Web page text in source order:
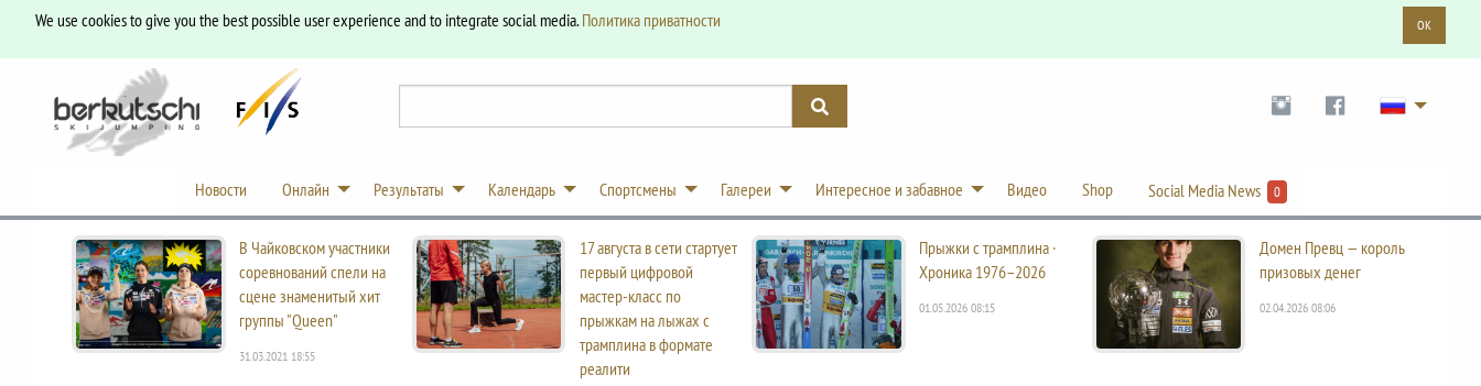
We use cookies to give you the best possible user experience and to integrate social media.Политика приватности OK
Новости Онлайн Результаты Календарь Спортсмены Галереи Интересное и забавное Видео Shop Social Media News 0
В Чайковском участники
соревнований спели на
сцене знаменитый хит
группы "Queen"
31.03.2021 18:55
17 августа в сети стартует
первый цифровой
мастер-класс по
прыжкам на лыжах с
трамплина в формате
реалити
Прыжки с трамплина ·
Хроника 1976–2026
01.05.2026 08:15
Домен Превц — король
призовых денег
02.04.2026 08:06